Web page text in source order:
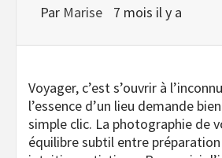
Par Marise 7 mois il y a
Voyager, c’est s’ouvrir à
l’essence d’un lieu demande
simple clic. La photographie de
équilibre subtil entre